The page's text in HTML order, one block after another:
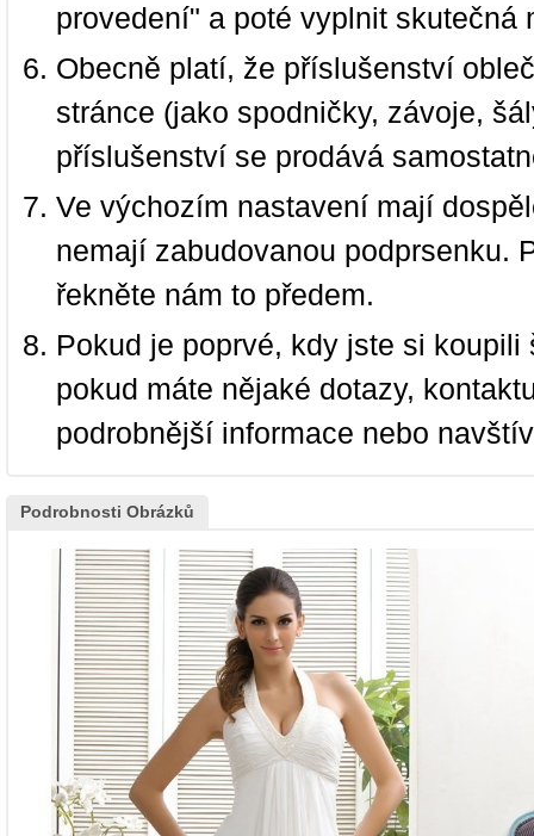
provedení" a poté vyplnit
Obecně platí, že příslušenství
stránce (jako spodničky, závoje,
příslušenství se prodává
Ve výchozím nastavení mají
nemají zabudovanou podprsenku.
řekněte nám to předem.
Pokud je poprvé, kdy jste si
pokud máte nějaké dotazy,
podrobnější informace nebo
Podrobnosti Obrázků